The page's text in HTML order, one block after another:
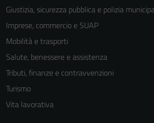
Giustizia, sicurezza pubblica e polizia
Imprese, commercio e SUAP
Mobilità e trasporti
Salute, benessere e assistenza
Tributi, finanze e contravvenzioni
Turismo
Vita lavorativa